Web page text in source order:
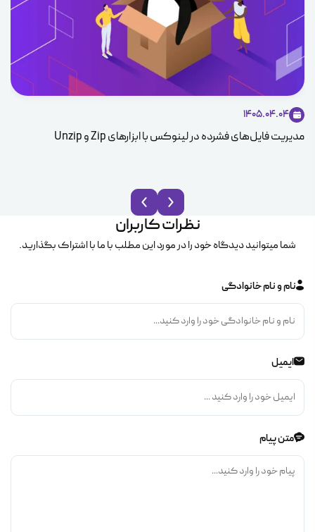
1405.04.04
مدیریت فایل‌های فشرده در لینوکس با ابزارهای Zip و Unzip
نظرات کاربران
شما میتوانید دیدگاه خود را در مورد این مطلب با ما با اشتراک بگذارید.
نام و نام خانوادگی
ایمیل
متن پیام